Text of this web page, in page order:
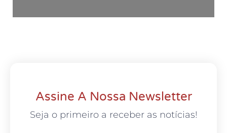
Assine A Nossa Newsletter
Seja o primeiro a receber as notícias!